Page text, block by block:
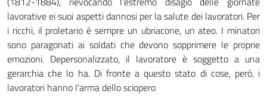
lavorative ei suoi aspetti dannosi per la salute dei lavoratori. Per
i ricchi, il proletario è sempre un ubriacone, un ateo. I minatori
sono paragonati ai soldati che devono sopprimere le proprie
emozioni. Depersonalizzato, il lavoratore è soggetto a una
gerarchia che lo ha. Di fronte a questo stato di cose, però, i
lavoratori hanno l'arma dello sciopero